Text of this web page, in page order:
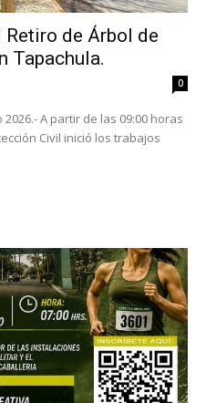
de Árbol de
Tapachula.
0
A partir de las 09:00 horas
Civil inició los trabajos